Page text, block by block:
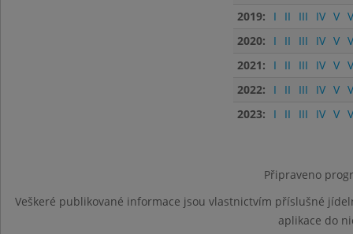
2019:
I II III IV V
2020:
I II III IV V
2021:
I II III IV V
2022:
I II III IV V
2023:
I II III IV V
Připraveno
Veškeré publikované informace jsou vlastnictvím příslušné
aplikace do